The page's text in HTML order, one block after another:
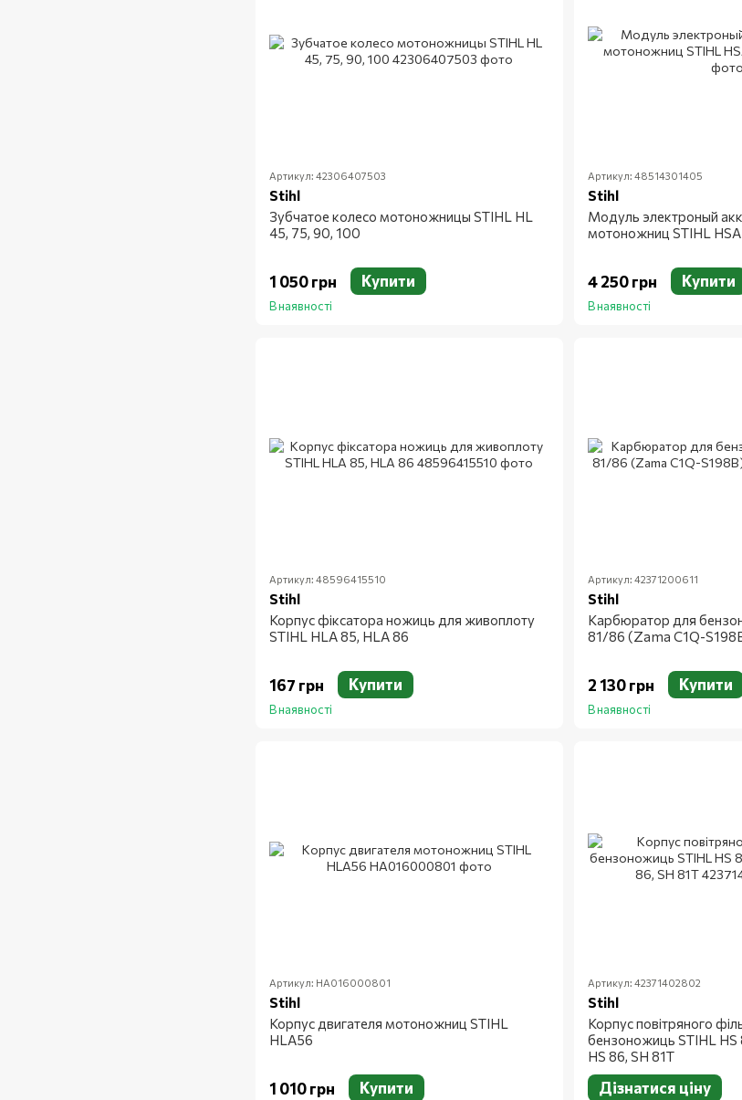
Артикул: 42306407503
Stihl
Зубчатое колесо мотоножницы STIHL HL
45, 75, 90, 100
1 050 грн Купити
В наявності
Артикул: 48514301405
Stihl
Модуль электроный
мотоножниц STIHL
4 250 грн Купити
В наявності
Артикул: 48596415510
Stihl
Корпус фіксатора ножиць для живоплоту
STIHL HLA 85, HLA 86
167 грн Купити
В наявності
Артикул: 42371200611
Stihl
Карбюратор для
81/86 (Zama C1Q-
2 130 грн Купити
В наявності
Артикул: HA016000801
Stihl
Корпус двигателя мотоножниц STIHL
HLA56
1 010 грн Купити
Артикул: 42371402802
Stihl
Корпус повітряного
бензоножиць STIHL HS
HS 86, SH 81T
Дізнатися ціну